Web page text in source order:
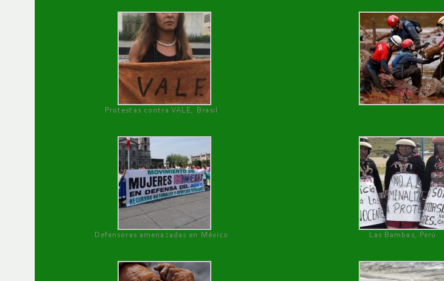
Protestas contra VALE, Brasil
Defensoras amenazadas en México Las Bambas, Perú